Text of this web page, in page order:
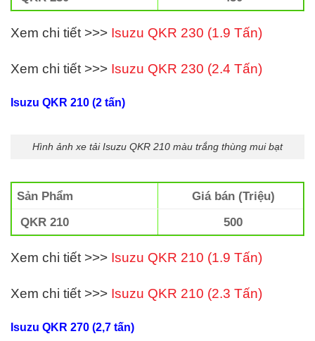
Xem chi tiết >>> Isuzu QKR 230 (1.9 Tấn)
Xem chi tiết >>> Isuzu QKR 230 (2.4 Tấn)
Isuzu QKR 210 (2 tấn)
Hình ảnh xe tải Isuzu QKR 210 màu trắng thùng mui bạt
Sản Phẩm
Giá bán (Triệu)
QKR 210
500
Xem chi tiết >>> Isuzu QKR 210 (1.9 Tấn)
Xem chi tiết >>> Isuzu QKR 210 (2.3 Tấn)
Isuzu QKR 270 (2,7 tấn)